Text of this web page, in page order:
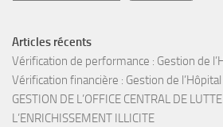
Articles récents
Vérification de performance : Gestion de
Vérification financière : Gestion de
GESTION DE L’OFFICE CENTRAL DE
L’ENRICHISSEMENT ILLICITE